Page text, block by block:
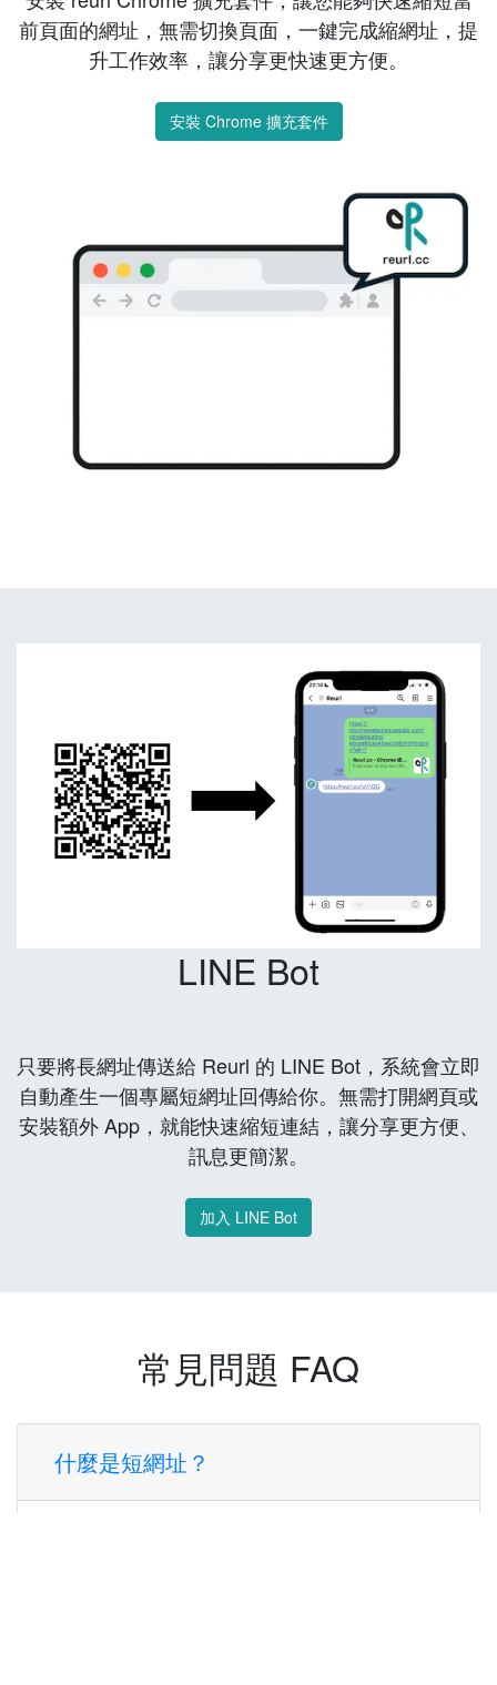
前頁面的網址，無需切換頁面，一鍵完成縮網址，提
升工作效率，讓分享更快速更方便。
安裝 Chrome 擴充套件
LINE Bot
只要將長網址傳送給 Reurl 的 LINE Bot，系統會立即
自動產生一個專屬短網址回傳給你。無需打開網頁或
安裝額外 App，就能快速縮短連結，讓分享更方便、
訊息更簡潔。
加入 LINE Bot
常見問題 FAQ
什麼是短網址？